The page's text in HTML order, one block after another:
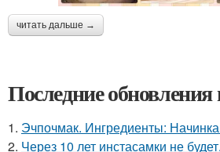
читать дальше →
Последние обновления
1. Эчпочмак. Ингредиенты:
2. Через 10 лет инстасамки не будет.